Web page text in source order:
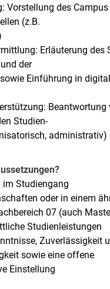
Vorstellung des Campus
(z.B.
Erläuterung des
der
Einführung in
Beantwortung
Studien-
administrativ)
Studiengang
oder in einem
07 (auch
Studienleistungen
Zuverlässigkeit
sowie eine offene
Einstellung